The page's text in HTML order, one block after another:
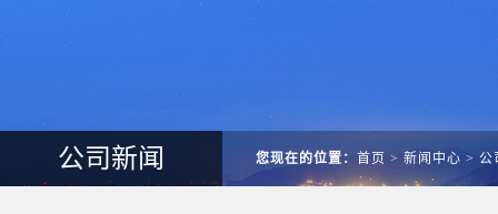
公司新闻 您现在的位置： 首页 > 新闻中心 > 公